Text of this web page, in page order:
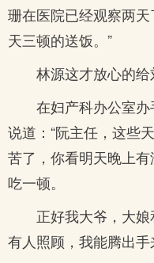
珊在医院已经观察两
天三顿的送饭。”
林源这才放心的给
在妇产科办公室
说道：“阮主任，这些
苦了，你看明天晚上
吃一顿。
正好我大爷，大
有人照顾，我能腾出